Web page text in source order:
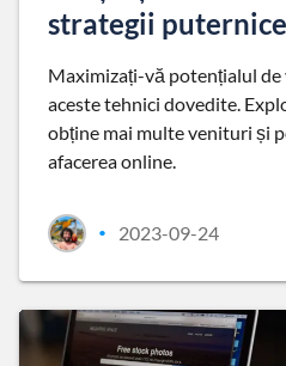
strategii puternice
Maximizați-vă potențialul de
aceste tehnici dovedite.
obține mai multe venituri și
afacerea online.
• 2023-09-24